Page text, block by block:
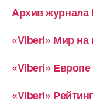
Архив
«Viberi» Мир на
«Viberi» Европе
«Viberi»